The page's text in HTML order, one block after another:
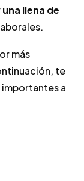
llena de
más
te
a